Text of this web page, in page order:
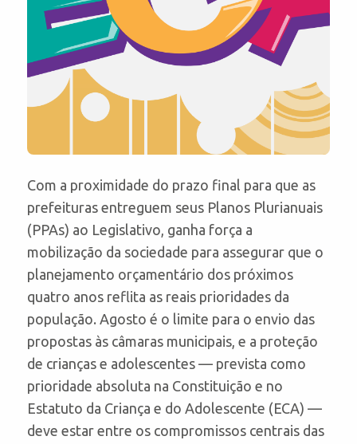
Com a proximidade do prazo final para que as
prefeituras entreguem seus Planos Plurianuais
(PPAs) ao Legislativo, ganha força a
mobilização da sociedade para assegurar que o
planejamento orçamentário dos próximos
quatro anos reflita as reais prioridades da
população. Agosto é o limite para o envio das
propostas às câmaras municipais, e a proteção
de crianças e adolescentes — prevista como
prioridade absoluta na Constituição e no
Estatuto da Criança e do Adolescente (ECA) —
deve estar entre os compromissos centrais das